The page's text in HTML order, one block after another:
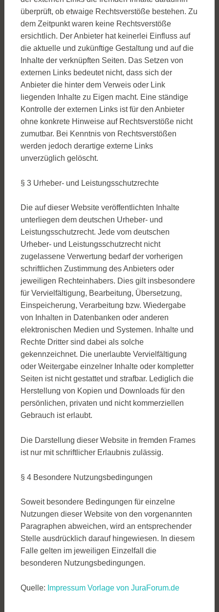
überprüft, ob etwaige Rechtsverstöße bestehen. Zu
dem Zeitpunkt waren keine Rechtsverstöße
ersichtlich. Der Anbieter hat keinerlei Einfluss auf
die aktuelle und zukünftige Gestaltung und auf die
Inhalte der verknüpften Seiten. Das Setzen von
externen Links bedeutet nicht, dass sich der
Anbieter die hinter dem Verweis oder Link
liegenden Inhalte zu Eigen macht. Eine ständige
Kontrolle der externen Links ist für den Anbieter
ohne konkrete Hinweise auf Rechtsverstöße nicht
zumutbar. Bei Kenntnis von Rechtsverstößen
werden jedoch derartige externe Links
unverzüglich gelöscht.
§ 3 Urheber- und Leistungsschutzrechte
Die auf dieser Website veröffentlichten Inhalte
unterliegen dem deutschen Urheber- und
Leistungsschutzrecht. Jede vom deutschen
Urheber- und Leistungsschutzrecht nicht
zugelassene Verwertung bedarf der vorherigen
schriftlichen Zustimmung des Anbieters oder
jeweiligen Rechteinhabers. Dies gilt insbesondere
für Vervielfältigung, Bearbeitung, Übersetzung,
Einspeicherung, Verarbeitung bzw. Wiedergabe
von Inhalten in Datenbanken oder anderen
elektronischen Medien und Systemen. Inhalte und
Rechte Dritter sind dabei als solche
gekennzeichnet. Die unerlaubte Vervielfältigung
oder Weitergabe einzelner Inhalte oder kompletter
Seiten ist nicht gestattet und strafbar. Lediglich die
Herstellung von Kopien und Downloads für den
persönlichen, privaten und nicht kommerziellen
Gebrauch ist erlaubt.
Die Darstellung dieser Website in fremden Frames
ist nur mit schriftlicher Erlaubnis zulässig.
§ 4 Besondere Nutzungsbedingungen
Soweit besondere Bedingungen für einzelne
Nutzungen dieser Website von den vorgenannten
Paragraphen abweichen, wird an entsprechender
Stelle ausdrücklich darauf hingewiesen. In diesem
Falle gelten im jeweiligen Einzelfall die
besonderen Nutzungsbedingungen.
Quelle: Impressum Vorlage von JuraForum.de